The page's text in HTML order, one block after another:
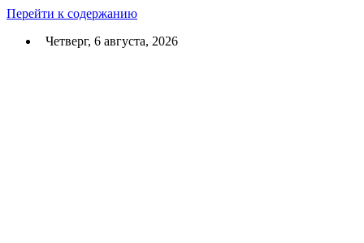
Перейти к содержанию
Четверг, 6 августа, 2026